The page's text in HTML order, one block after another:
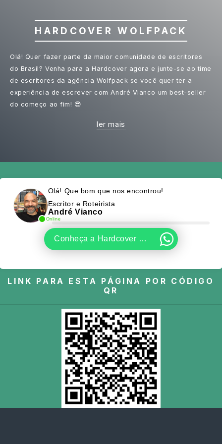
HARDCOVER WOLFPACK
Olá! Quer fazer parte da maior comunidade de escritores
do Brasil? Venha para a Hardcover agora e junte-se ao time
de escritores da agência Wolfpack se você quer ter a
experiência de escrever com André Vianco um best-seller
do começo ao fim! 😎
ler mais
Online
Olá! Que bom que nos encontrou!
Escritor e Roteirista
André Vianco
Conheça a Hardcover e Wolfpack.
LINK PARA ESTA PÁGINA POR CÓDIGO
QR